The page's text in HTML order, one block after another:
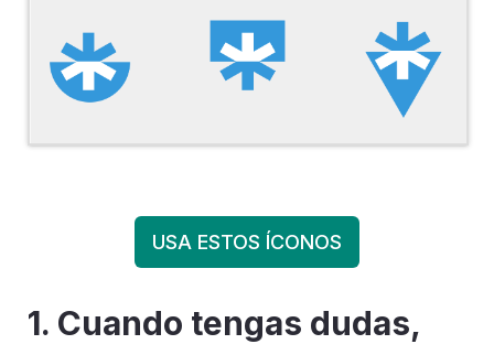
USA ESTOS ÍCONOS
1. Cuando tengas dudas,